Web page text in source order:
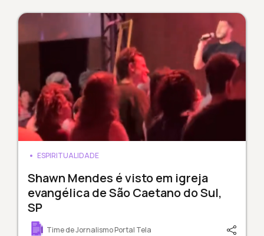
ESPIRITUALIDADE
Shawn Mendes é visto em igreja
evangélica de São Caetano do Sul,
SP
Time de Jornalismo Portal Tela